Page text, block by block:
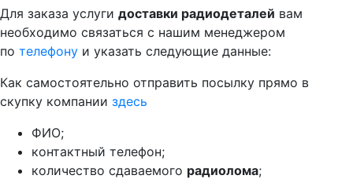
Для заказа услуги доставки радиодеталей вам
необходимо связаться с нашим менеджером
по телефону и указать следующие данные:
Как самостоятельно отправить посылку прямо в
скупку компании здесь
ФИО;
контактный телефон;
количество сдаваемого радиолома;